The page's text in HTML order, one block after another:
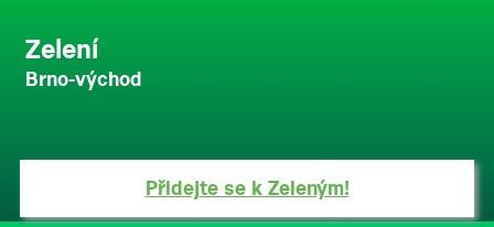
Zelení
Brno-východ
Přidejte se k Zeleným!